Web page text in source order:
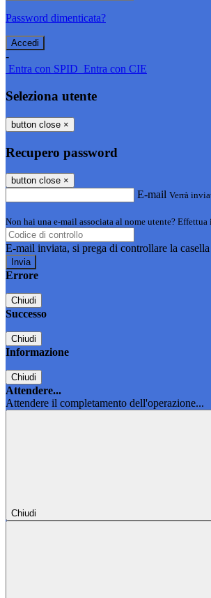
Password dimenticata?
-
Entra con SPID Entra con CIE
Seleziona utente
button close ×
Recupero password
button close ×
E-mail Verrà
Non hai una e-mail associata al nome utente?
E-mail inviata, si prega di controllare la
Errore
Chiudi
Successo
Chiudi
Informazione
Chiudi
Attendere...
Attendere il completamento dell'operazione...
Chiudi